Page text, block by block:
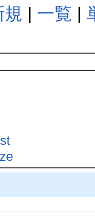
規 | 一覧 |